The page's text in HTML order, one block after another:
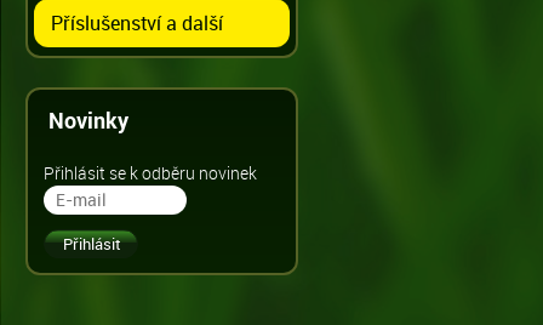
Příslušenství a další
Novinky
Přihlásit se k odběru novinek